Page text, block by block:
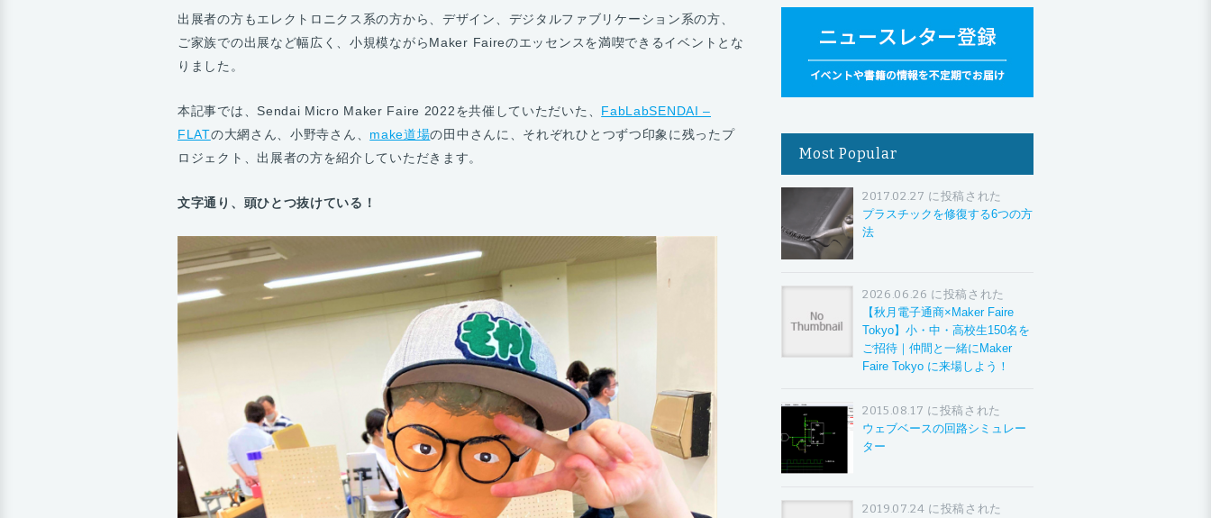
出展者の方もエレクトロニクス系の方から、デザイン、デジタルファブリケーション系の方、
ご家族での出展など幅広く、小規模ながらMaker Faireのエッセンスを満喫できるイベントとな
りました。
本記事では、Sendai Micro Maker Faire 2022を共催していただいた、 FabLabSENDAI –
FLATの大網さん、小野寺さん、 make道場の田中さんに、それぞれひとつずつ印象に残ったプ
ロジェクト、出展者の方を紹介していただきます。
文字通り、頭ひとつ抜けている！
Most Popular
2017.02.27 に投稿された
プラスチックを修復する6つの方
法
2026.06.26 に投稿された
【秋月電子通商×Maker Faire
Tokyo】小・中・高校生150名を
ご招待｜仲間と一緒にMaker
Faire Tokyo に来場しよう！
2015.08.17 に投稿された
ウェブベースの回路シミュレー
ター
2019.07.24 に投稿された